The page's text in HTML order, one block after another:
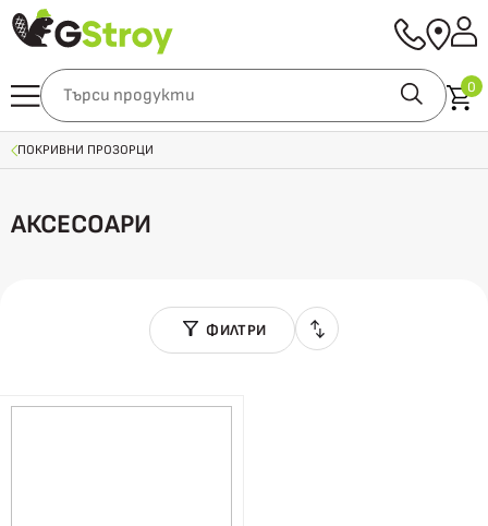
0
ПОКРИВНИ ПРОЗОРЦИ
АКСЕСОАРИ
ФИЛТРИ